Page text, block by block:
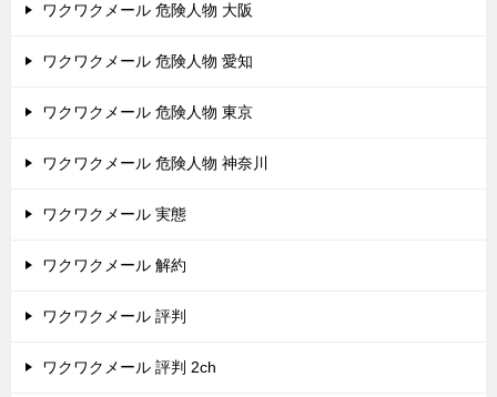
ワクワクメール 危険人物 大阪
ワクワクメール 危険人物 愛知
ワクワクメール 危険人物 東京
ワクワクメール 危険人物 神奈川
ワクワクメール 実態
ワクワクメール 解約
ワクワクメール 評判
ワクワクメール 評判 2ch